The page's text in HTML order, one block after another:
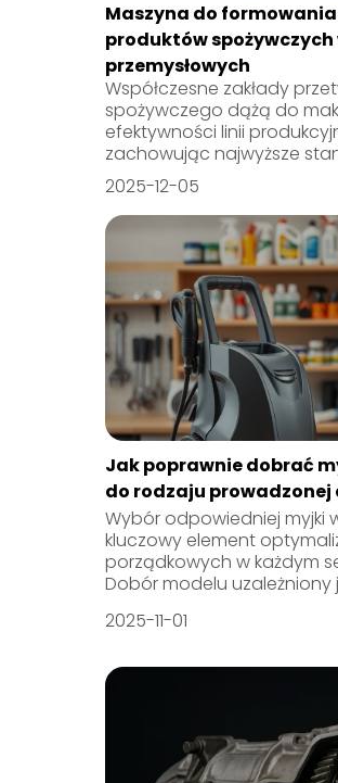
Maszyna do
produktów spożywczych
przemysłowych
Współczesne zakłady
spożywczego dążą do
efektywności linii
zachowując najwyższe
2025-12-05
Jak poprawnie dobrać
do rodzaju prowadzonej
Wybór odpowiedniej myjki
kluczowy element
porządkowych w każdym
Dobór modelu uzależniony
2025-11-01